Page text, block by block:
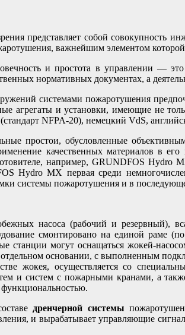
представляет собой совокупность
важнейшим элементом которой
и простота в управлении —
нормативных документах, а
системами пожаротушения
агрегаты и установки, имеющие не
NFPA-20), немецкий VdS,
простои, обусловленные
качественных материалов в
например, GRUNDFOS Hydro
Hydro MX первая среди
системы пожаротушения и в
насоса (рабочий и резервный),
смонтировано на единой раме
станции могут оснащаться жокей-
отдельном основании, с выполненным
жокея, осуществляется со
и систем с пожарными кранами, а
дренчерной системы
и вырабатывает управляющие